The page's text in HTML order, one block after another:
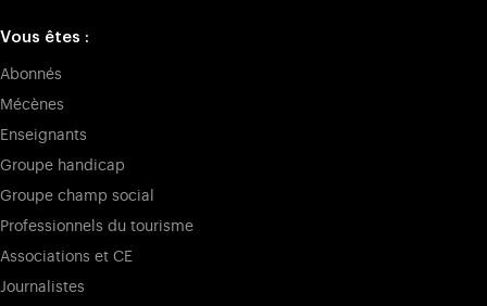
Vous êtes :
Abonnés
Mécènes
Enseignants
Groupe handicap
Groupe champ social
Professionnels du tourisme
Associations et CE
Journalistes